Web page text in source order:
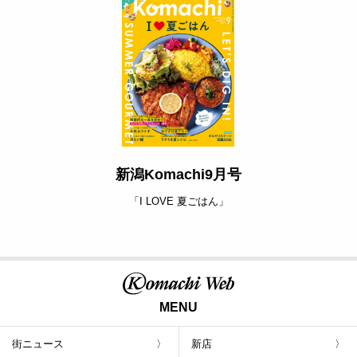
新潟Komachi9月号
「I LOVE 夏ごはん」
MENU
街ニュース 新店